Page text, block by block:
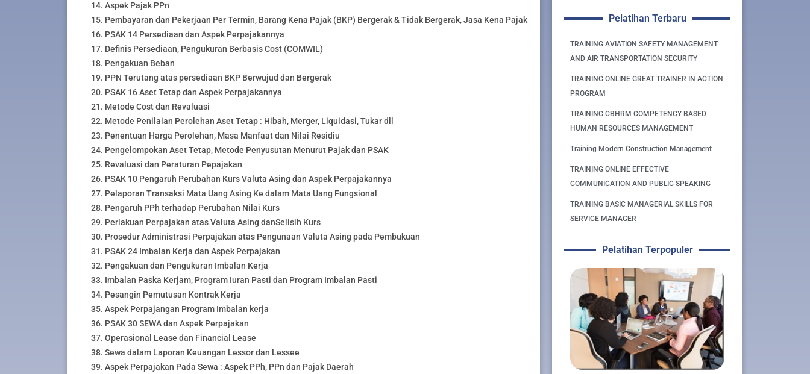
Aspek Pajak PPn
Pembayaran dan Pekerjaan Per Termin, Barang Kena Pajak (BKP) Bergerak & Tidak Bergerak, Jasa Kena Pajak
PSAK 14 Persediaan dan Aspek Perpajakannya
Definis Persediaan, Pengukuran Berbasis Cost (COMWIL)
Pengakuan Beban
PPN Terutang atas persediaan BKP Berwujud dan Bergerak
PSAK 16 Aset Tetap dan Aspek Perpajakannya
Metode Cost dan Revaluasi
Metode Penilaian Perolehan Aset Tetap : Hibah, Merger, Liquidasi, Tukar dll
Penentuan Harga Perolehan, Masa Manfaat dan Nilai Residiu
Pengelompokan Aset Tetap, Metode Penyusutan Menurut Pajak dan PSAK
Revaluasi dan Peraturan Pepajakan
PSAK 10 Pengaruh Perubahan Kurs Valuta Asing dan Aspek Perpajakannya
Pelaporan Transaksi Mata Uang Asing Ke dalam Mata Uang Fungsional
Pengaruh PPh terhadap Perubahan Nilai Kurs
Perlakuan Perpajakan atas Valuta Asing danSelisih Kurs
Prosedur Administrasi Perpajakan atas Pengunaan Valuta Asing pada Pembukuan
PSAK 24 Imbalan Kerja dan Aspek Perpajakan
Pengakuan dan Pengukuran Imbalan Kerja
Imbalan Paska Kerjam, Program Iuran Pasti dan Program Imbalan Pasti
Pesangin Pemutusan Kontrak Kerja
Aspek Perpajangan Program Imbalan kerja
PSAK 30 SEWA dan Aspek Perpajakan
Operasional Lease dan Financial Lease
Sewa dalam Laporan Keuangan Lessor dan Lessee
Aspek Perpajakan Pada Sewa : Aspek PPh, PPn dan Pajak Daerah
Pelatihan Terbaru
TRAINING AVIATION SAFETY MANAGEMENT
AND AIR TRANSPORTATION SECURITY
TRAINING ONLINE GREAT TRAINER IN ACTION
PROGRAM
TRAINING CBHRM COMPETENCY BASED
HUMAN RESOURCES MANAGEMENT
Training Modern Construction Management
TRAINING ONLINE EFFECTIVE
COMMUNICATION AND PUBLIC SPEAKING
TRAINING BASIC MANAGERIAL SKILLS FOR
SERVICE MANAGER
Pelatihan Terpopuler